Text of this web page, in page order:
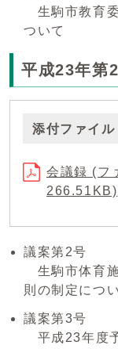
生駒市教育
ついて
平成23年第
添付ファイル
会議録 (フ
266.51KB)
議案第2号
生駒市体育
則の制定につ
議案第3号
平成23年度